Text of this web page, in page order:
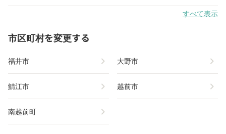
すべて表示
市区町村を変更する
福井市 chevron_right 大野市 chevron_right
鯖江市 chevron_right 越前市 chevron_right
南越前町 chevron_right